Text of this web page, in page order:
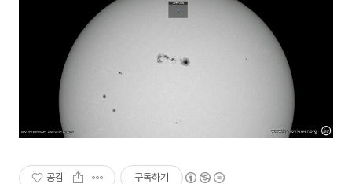
공감 구독하기